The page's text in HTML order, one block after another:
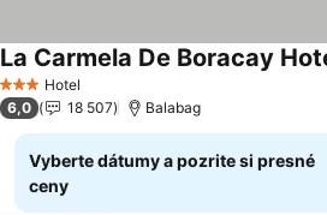
3 Počet hviezdičiek
Hotel
La Carmela De Boracay
6,0 18 507 Balabag
Vyberte dátumy a pozrite si presné
ceny